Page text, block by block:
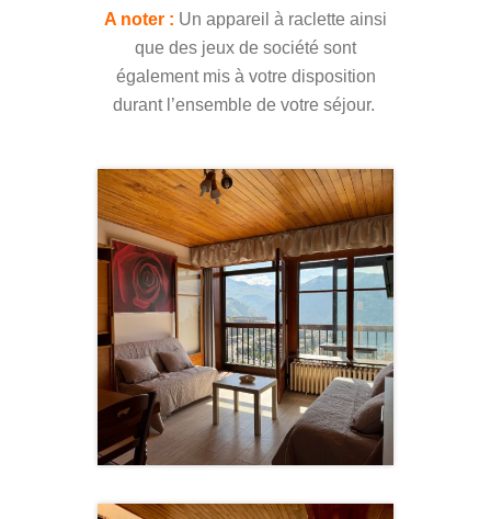
A noter : Un appareil à raclette ainsi
que des jeux de société sont
également mis à votre disposition
durant l’ensemble de votre séjour.